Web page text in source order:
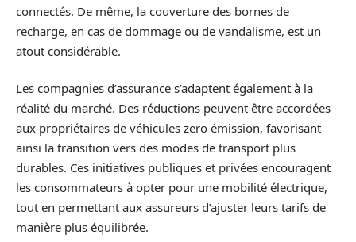
connectés. De même, la couverture des bornes de
recharge, en cas de dommage ou de vandalisme, est un
atout considérable.
Les compagnies d’assurance s’adaptent également à la
réalité du marché. Des réductions peuvent être accordées
aux propriétaires de véhicules zero émission, favorisant
ainsi la transition vers des modes de transport plus
durables. Ces initiatives publiques et privées encouragent
les consommateurs à opter pour une mobilité électrique,
tout en permettant aux assureurs d’ajuster leurs tarifs de
manière plus équilibrée.